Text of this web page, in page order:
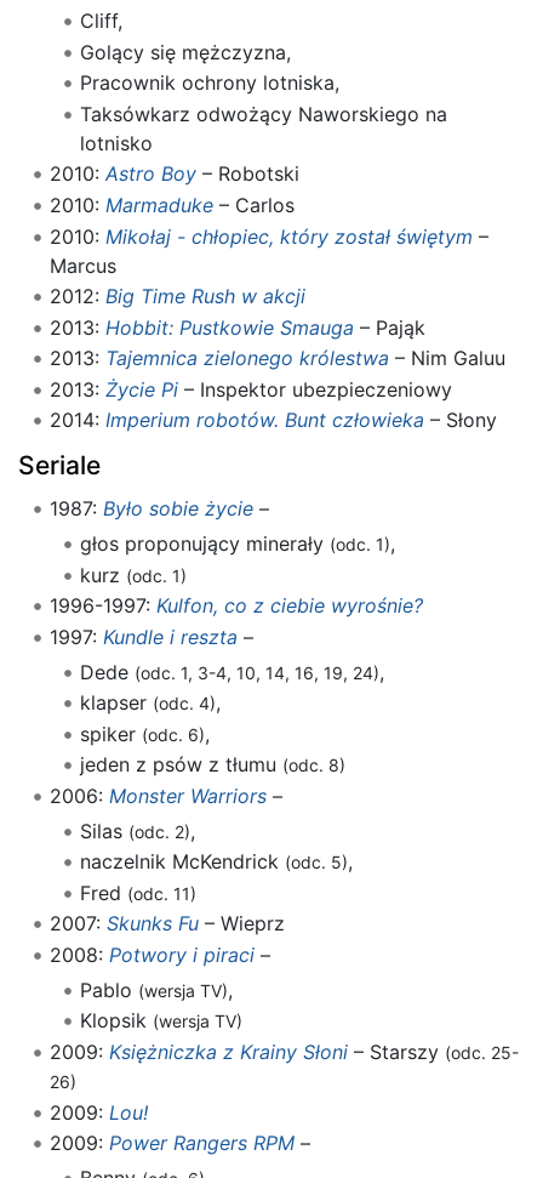
Cliff,
Golący się mężczyzna,
Pracownik ochrony lotniska,
Taksówkarz odwożący Naworskiego na
lotnisko
2010: Astro Boy– Robotski
2010: Marmaduke– Carlos
2010: Mikołaj - chłopiec, który został świętym –
Marcus
2012: Big Time Rush w akcji
2013: Hobbit: Pustkowie Smauga – Pająk
2013: Tajemnica zielonego królestwa – Nim Galuu
2013: Życie Pi– Inspektor ubezpieczeniowy
2014: Imperium robotów. Bunt człowieka – Słony
Seriale
1987: Było sobie życie–
głos proponujący minerały (odc. 1),
kurz (odc. 1)
1996-1997: Kulfon, co z ciebie wyrośnie?
1997: Kundle i reszta –
Dede (odc. 1, 3-4, 10, 14, 16, 19, 24),
klapser (odc. 4),
spiker (odc. 6),
jeden z psów z tłumu (odc. 8)
2006: Monster Warriors–
Silas (odc. 2),
naczelnik McKendrick (odc. 5),
Fred (odc. 11)
2007: Skunks Fu– Wieprz
2008: Potwory i piraci–
Pablo (wersja TV),
Klopsik (wersja TV)
2009: Księżniczka z Krainy Słoni– Starszy (odc. 25-
26)
2009: Lou!
2009: Power Rangers RPM–